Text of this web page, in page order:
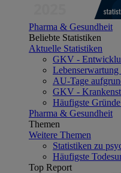
Pharma & Gesundheit
Beliebte Statistiken
Aktuelle Statistiken
GKV -
AU-Tage
GKV -
Häufigste
Pharma & Gesundheit
Themen
Weitere Themen
Statistiken zu
Häufigste
Top Report